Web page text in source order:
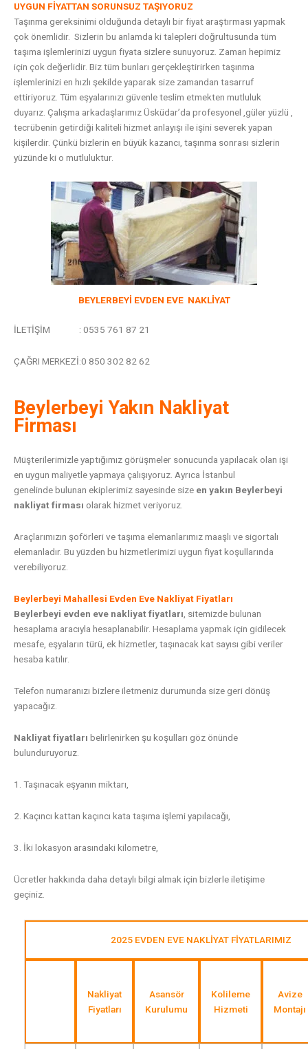
UYGUN FİYATTAN SORUNSUZ TAŞIYORUZ
Taşınma gereksinimi olduğunda detaylı bir fiyat araştırması yapmak
çok önemlidir. Sizlerin bu anlamda ki talepleri doğrultusunda tüm
taşıma işlemlerinizi uygun fiyata sizlere sunuyoruz. Zaman hepimiz
için çok değerlidir. Biz tüm bunları gerçekleştirirken taşınma
işlemlerinizi en hızlı şekilde yaparak size zamandan tasarruf
ettiriyoruz. Tüm eşyalarınızı güvenle teslim etmekten mutluluk
duyarız. Çalışma arkadaşlarımız Üsküdar’da profesyonel ,güler yüzlü ,
tecrübenin getirdiği kaliteli hizmet anlayışı ile işini severek yapan
kişilerdir. Çünkü bizlerin en büyük kazancı, taşınma sonrası sizlerin
yüzünde ki o mutluluktur.
BEYLERBEYİ EVDEN EVE NAKLİYAT
İLETİŞİM : 0535 761 87 21
ÇAĞRI MERKEZİ:0 850 302 82 62
Beylerbeyi Yakın Nakliyat
Firması
Müşterilerimizle yaptığımız görüşmeler sonucunda yapılacak olan işi
en uygun maliyetle yapmaya çalışıyoruz. Ayrıca İstanbul
genelindebulunan ekiplerimiz sayesinde size en yakın Beylerbeyi
nakliyat firması olarak hizmet veriyoruz.
Araçlarımızın şoförleri ve taşıma elemanlarımız maaşlı ve sigortalı
elemanladır. Bu yüzden bu hizmetlerimizi uygun fiyat koşullarında
verebiliyoruz.
Beylerbeyi Mahallesi Evden Eve Nakliyat Fiyatları
Beylerbeyi evden eve nakliyat fiyatları, sitemizde bulunan
hesaplama aracıyla hesaplanabilir. Hesaplama yapmak için gidilecek
mesafe, eşyaların türü, ek hizmetler, taşınacak kat sayısı gibi veriler
hesaba katılır.
Telefon numaranızı bizlere iletmeniz durumunda size geri dönüş
yapacağız.
Nakliyat fiyatları belirlenirken şu koşulları göz önünde
bulunduruyoruz.
1. Taşınacak eşyanın miktarı,
2. Kaçıncı kattan kaçıncı kata taşıma işlemi yapılacağı,
3. İki lokasyon arasındaki kilometre,
Ücretler hakkında daha detaylı bilgi almak için bizlerle iletişime
geçiniz.
2025 EVDEN EVE NAKLİYAT FİYATLARIMIZ
Nakliyat
Fiyatları
Asansör
Kurulumu
Kolileme
Hizmeti
Avize
Montajı